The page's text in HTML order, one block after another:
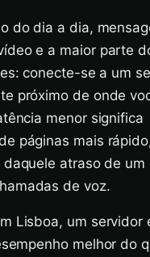
do dia a dia,
e a maior parte
conecte-se a um
próximo de onde
menor significa
páginas mais
atraso de um
de voz.
Lisboa, um servidor
melhor do